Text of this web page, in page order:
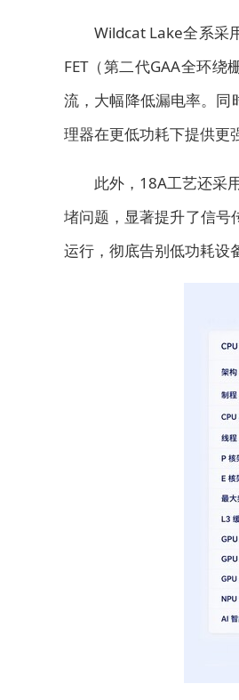
Wildcat Lake全系采
FET（第二代GAA全环
流，大幅降低漏电率。
理器在更低功耗下提供更
此外，18A工艺还采
堵问题，显著提升了信号
运行，彻底告别低功耗设